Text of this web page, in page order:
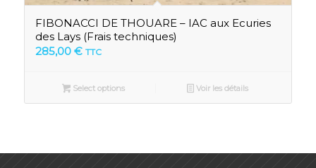
FIBONACCI DE THOUARE – IAC aux Ecuries
des Lays (Frais techniques)
285,00 € TTC
Select options Voir les détails